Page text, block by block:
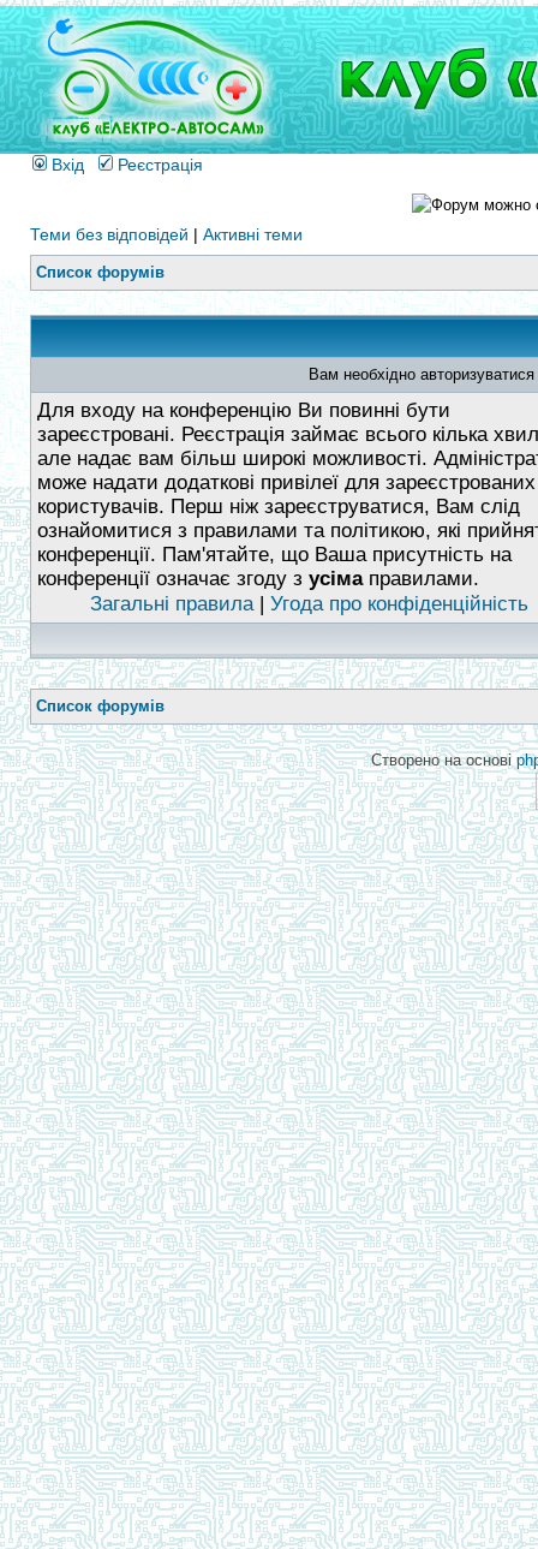
Вхід Реєстрація
Теми без відповідей | Активні теми
Список форумів
Вам необхідно
Для входу на конференцію Ви повинні бути
зареєстровані. Реєстрація займає всього кілька
але надає вам більш широкі можливості.
може надати додаткові привілеї для зареєстрованих
користувачів. Перш ніж зареєструватися, Вам слід
ознайомитися з правилами та політикою, які
конференції. Пам'ятайте, що Ваша присутність на
конференції означає згоду з усімаправилами.
Загальні правила| Угода про конфіденційність
Список форумів
Створено на основі